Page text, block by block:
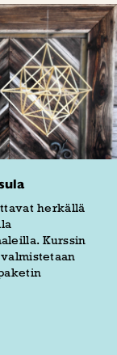
herkällä
Kurssin